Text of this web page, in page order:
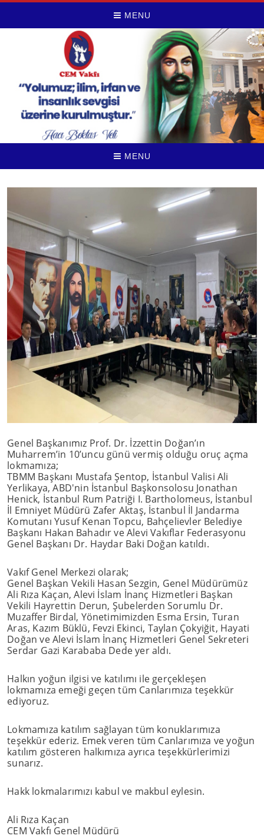
MENU
MENU
Genel Başkanımız Prof. Dr. İzzettin Doğan’ın
Muharrem’in 10’uncu günü vermiş olduğu oruç açma
lokmamıza;
TBMM Başkanı Mustafa Şentop, İstanbul Valisi Ali
Yerlikaya, ABD'nin İstanbul Başkonsolosu Jonathan
Henick, İstanbul Rum Patriği I. Bartholomeus, İstanbul
İl Emniyet Müdürü Zafer Aktaş, İstanbul İl Jandarma
Komutanı Yusuf Kenan Topcu, Bahçelievler Belediye
Başkanı Hakan Bahadır ve Alevi Vakıflar Federasyonu
Genel Başkanı Dr. Haydar Baki Doğan katıldı.
Vakıf Genel Merkezi olarak;
Genel Başkan Vekili Hasan Sezgin, Genel Müdürümüz
Ali Rıza Kaçan, Alevi İslam İnanç Hizmetleri Başkan
Vekili Hayrettin Derun, Şubelerden Sorumlu Dr.
Muzaffer Birdal, Yönetimimizden Esma Ersin, Turan
Aras, Kazım Büklü, Fevzi Ekinci, Taylan Çokyiğit, Hayati
Doğan ve Alevi İslam İnanç Hizmetleri Genel Sekreteri
Serdar Gazi Karababa Dede yer aldı.
Halkın yoğun ilgisi ve katılımı ile gerçekleşen
lokmamıza emeği geçen tüm Canlarımıza teşekkür
ediyoruz.
Lokmamıza katılım sağlayan tüm konuklarımıza
teşekkür ederiz. Emek veren tüm Canlarımıza ve yoğun
katılım gösteren halkımıza ayrıca teşekkürlerimizi
sunarız.
Hakk lokmalarımızı kabul ve makbul eylesin.
Ali Rıza Kaçan
CEM Vakfı Genel Müdürü